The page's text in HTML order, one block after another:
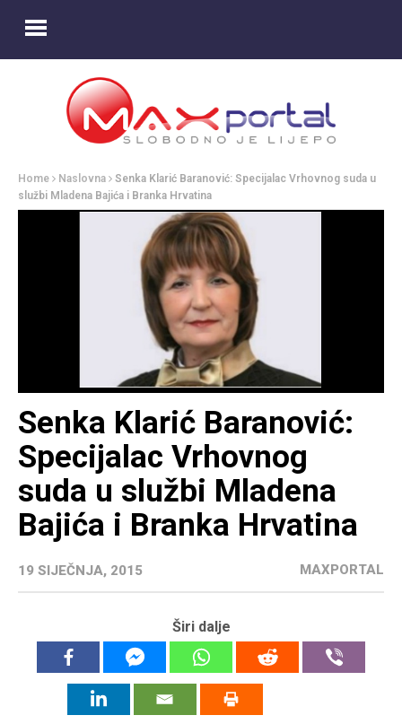
Home Naslovna
Senka Klarić Baranović: Specijalac Vrhovnog suda u
službi Mladena Bajića i Branka Hrvatina
Senka Klarić Baranović:
Specijalac Vrhovnog
suda u službi Mladena
Bajića i Branka Hrvatina
19 SIJEČNJA, 2015 MAXPORTAL
Širi dalje